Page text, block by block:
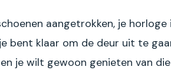
aangetrokken, je
bent klaar om de deur uit te
je wilt gewoon genieten van